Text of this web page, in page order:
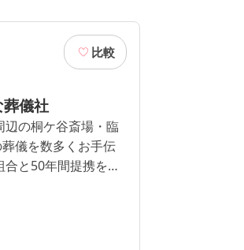
比較
儀社
辺の桐ケ谷斎場・臨
儀を数多くお手伝
と50年間提携をし
葬儀を検討してい